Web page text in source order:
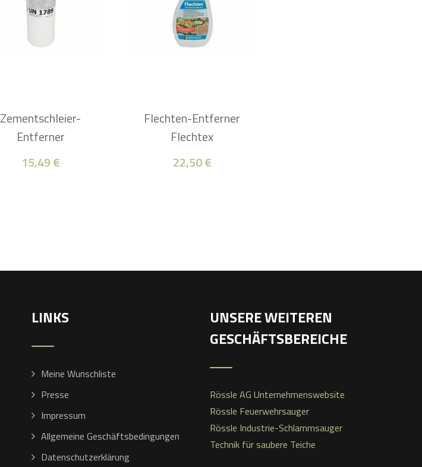
Zementschleier-
Entferner
15,49€
Flechten-Entferner
Flechtex
22,50€
LINKS
Meine Wunschliste
Presse
Impressum
Allgemeine Geschäftsbedingungen
Datenschutzerklärung
UNSERE WEITEREN
GESCHÄFTSBEREICHE
Rössle AG Unternehmenswebsite
Rössle Feuerwehrsauger
Rössle Industrie-Schlammsauger
Technik für saubere Teiche